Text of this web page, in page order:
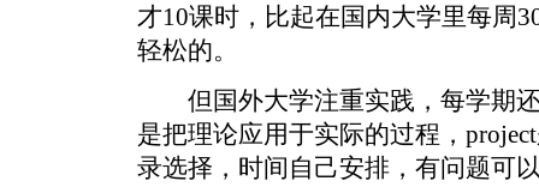
才10课时，比起在国内大学里每周
轻松的。
但国外大学注重实践，每学期还
是把理论应用于实际的过程，
录选择，时间自己安排，有问题可